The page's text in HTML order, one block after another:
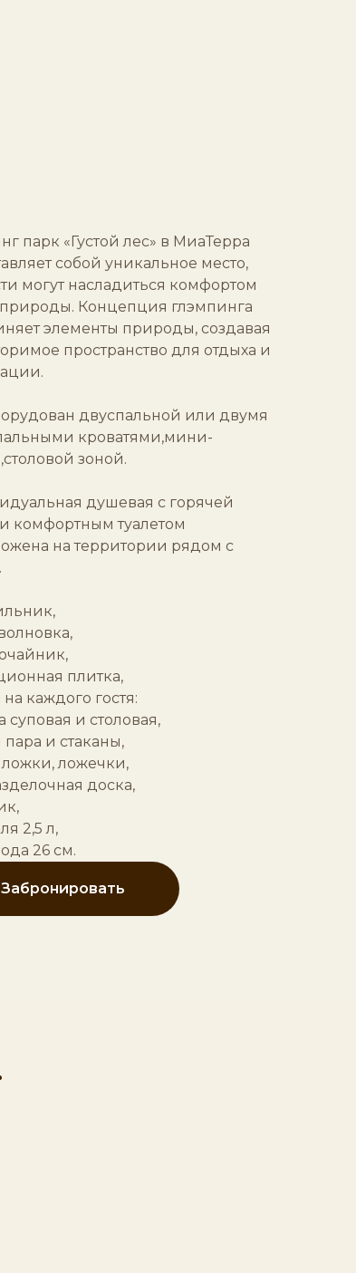
парк «Густой лес» в МиаТерра
собой уникальное место,
могут насладиться комфортом
Концепция глэмпинга
элементы природы, создавая
пространство для отдыха и
двуспальной или двумя
кроватями,мини-
зоной.
душевая с горячей
комфортным туалетом
на территории рядом с
плитка,
каждого гостя:
суповая и столовая,
пара и стаканы,
ложечки,
доска,
2,5 л,
26 см.
Забронировать